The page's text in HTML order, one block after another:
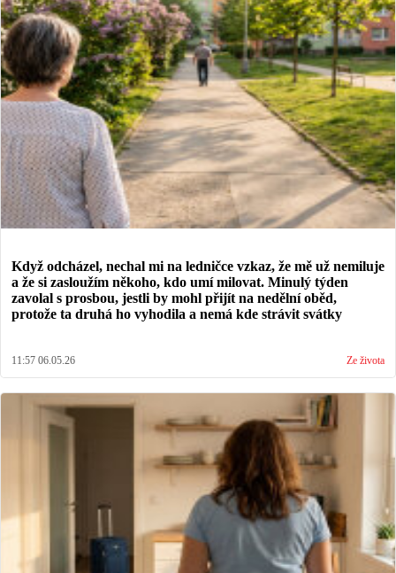
Když odcházel, nechal mi na ledničce vzkaz, že mě už nemiluje
a že si zasloužím někoho, kdo umí milovat. Minulý týden
zavolal s prosbou, jestli by mohl přijít na nedělní oběd,
protože ta druhá ho vyhodila a nemá kde strávit svátky
11:57 06.05.26 Ze života